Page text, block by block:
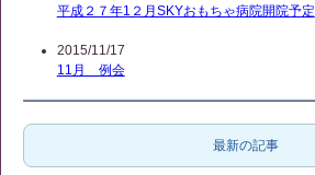
平成２７年1２月SKYおもちゃ病院開院予定
2015/11/17
11月 例会
最新の記事